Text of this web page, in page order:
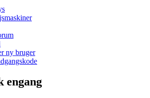
ny bruger
engang